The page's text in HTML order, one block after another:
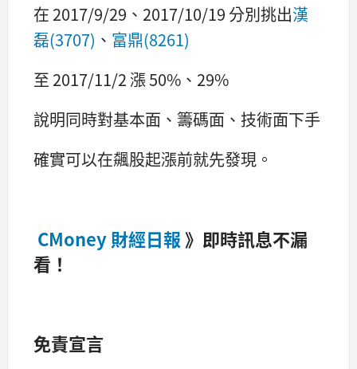
在 2017/9/29、2017/10/19 分別挑出漢
磊(3707) 、 富鼎(8261)
至 2017/11/2 漲 50%、29%
說明同時對基本面、籌碼面、技術面下手
確實可以在飆股起漲前就先發現。
CMoney 財經日報》即時訊息不漏
看！
免責宣言